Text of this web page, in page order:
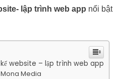
lập trình web app nổi bật
website – lập trình web app
Mona Media